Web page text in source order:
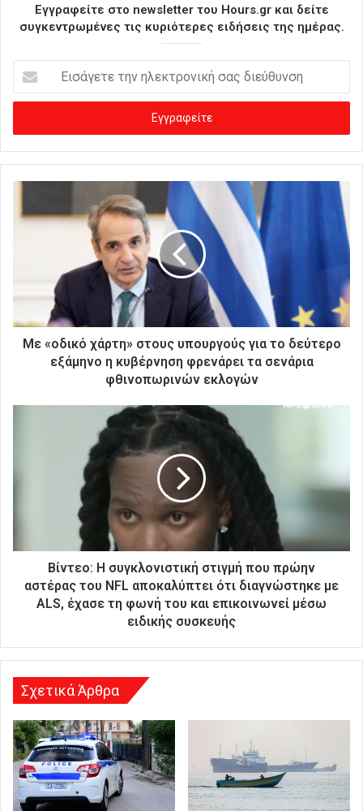
Εγγραφείτε στο newsletter του Hours.gr και δείτε
συγκεντρωμένες τις κυριότερες ειδήσεις της ημέρας.
σ
γ
ε
τ
Με «οδικό χάρτη» στους υπουργούς για το δεύτερο
εξάμηνο η κυβέρνηση φρενάρει τα σενάρια
φθινοπωρινών εκλογών
Βίντεο: Η συγκλονιστική στιγμή που πρώην
αστέρας του NFL αποκαλύπτει ότι διαγνώστηκε με
ALS, έχασε τη φωνή του και επικοινωνεί μέσω
ειδικής συσκευής
Σχετικά Άρθρα